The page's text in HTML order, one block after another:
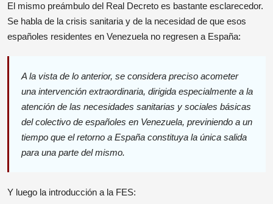
El mismo preámbulo del Real Decreto es bastante esclarecedor.
Se habla de la crisis sanitaria y de la necesidad de que esos
españoles residentes en Venezuela no regresen a España:
A la vista de lo anterior, se considera preciso acometer
una intervención extraordinaria, dirigida especialmente a la
atención de las necesidades sanitarias y sociales básicas
del colectivo de españoles en Venezuela, previniendo a un
tiempo que el retorno a España constituya la única salida
para una parte del mismo.
Y luego la introducción a la FES: